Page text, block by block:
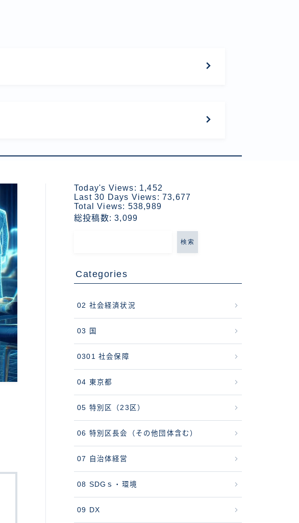
Today's Views: 1,452
Last 30 Days Views: 73,677
Total Views: 538,989
総投稿数:3,099
検索
Categories
02 社会経済状況
03 国
0301 社会保障
04 東京都
05 特別区（23区）
06 特別区長会（その他団体含む）
07 自治体経営
08 SDGｓ・環境
09 DX